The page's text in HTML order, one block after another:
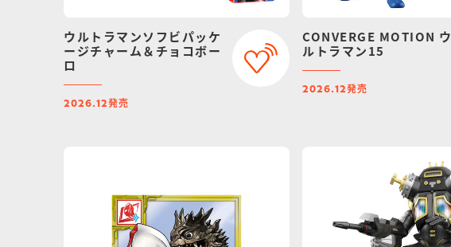
ウルトラマンソフビパッケ
ージチャーム＆チョコボー
ロ
2026.12発売
CONVERGE MOTION ウ
ルトラマン15
2026.12発売